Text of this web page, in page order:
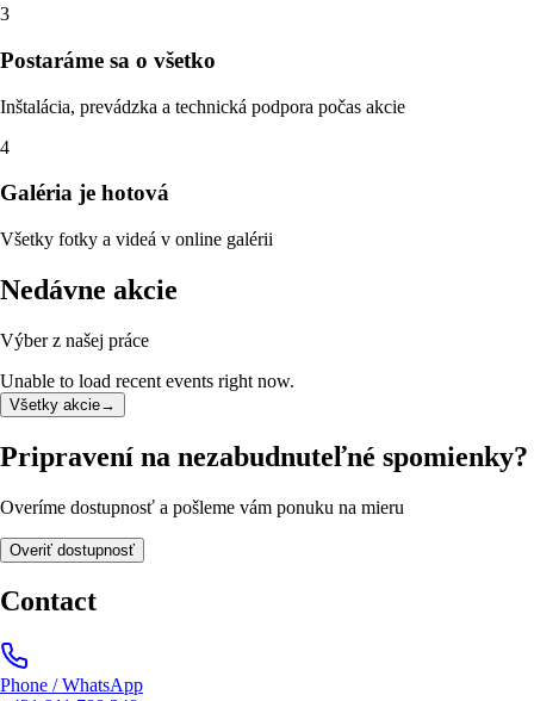
3
Postaráme sa o všetko
Inštalácia, prevádzka a technická podpora počas akcie
4
Galéria je hotová
Všetky fotky a videá v online galérii
Nedávne akcie
Výber z našej práce
Unable to load recent events right now.
Všetky akcie→
Pripravení na nezabudnuteľné spomienky?
Overíme dostupnosť a pošleme vám ponuku na mieru
Overiť dostupnosť
Contact
Phone / WhatsApp